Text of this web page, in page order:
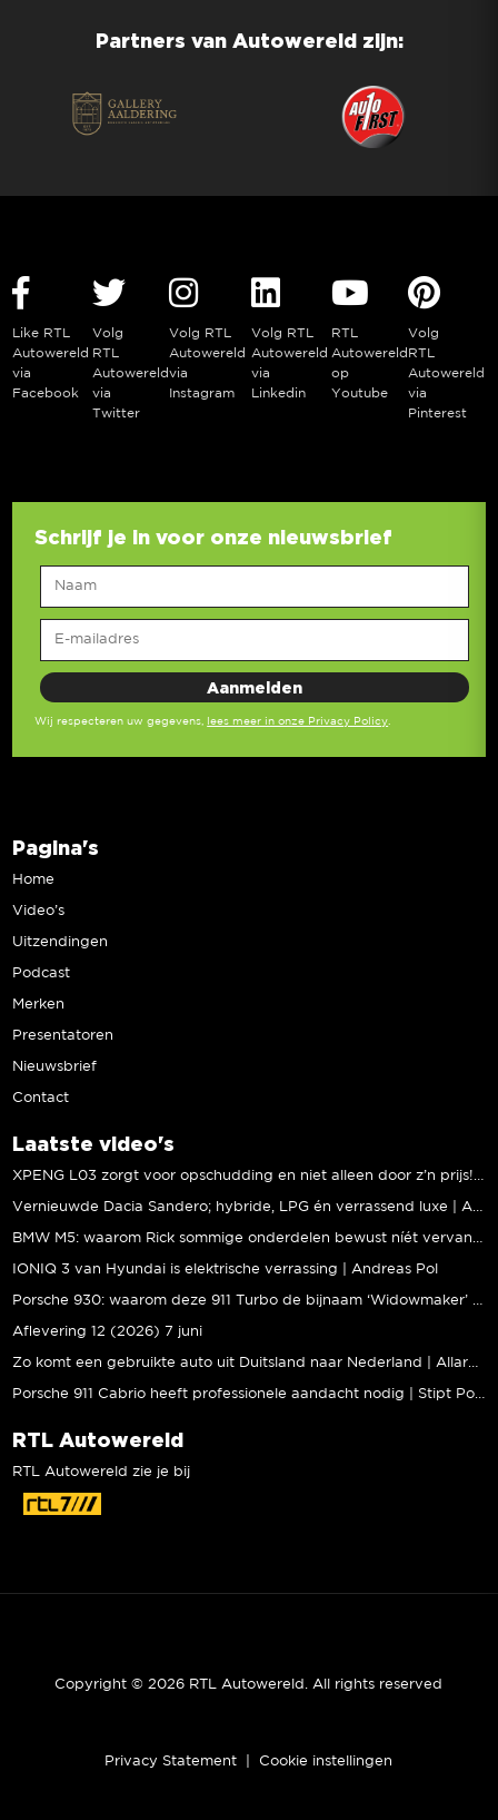
Partners van Autowereld zijn:
Like RTL
Autowereld
via
Facebook
Volg
RTL
Autowereld
via
Twitter
Volg RTL
Autowereld
via
Instagram
Volg RTL
Autowereld
via
Linkedin
RTL
Autowereld
op
Youtube
Volg
RTL
Autowereld
via
Pinterest
Schrijf je in voor onze nieuwsbrief
Wij respecteren uw gegevens, lees meer in onze Privacy Policy.
Pagina's
Home
Video’s
Uitzendingen
Podcast
Merken
Presentatoren
Nieuwsbrief
Contact
Laatste video's
IONIQ 3 van Hyundai is elektrische verrassing | Andreas Pol
Aflevering 12 (2026) 7 juni
RTL Autowereld
RTL Autowereld zie je bij
Copyright © 2026 RTL Autowereld. All rights reserved
Privacy Statement Cookie instellingen